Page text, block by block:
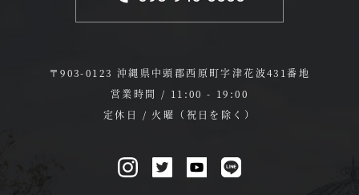
〒903-0123 沖縄県中頭郡西原町字津花波431番地
営業時間 / 11:00 - 19:00
定休日 / 火曜（祝日を除く）